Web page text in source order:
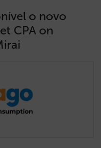
o novo
CPA on